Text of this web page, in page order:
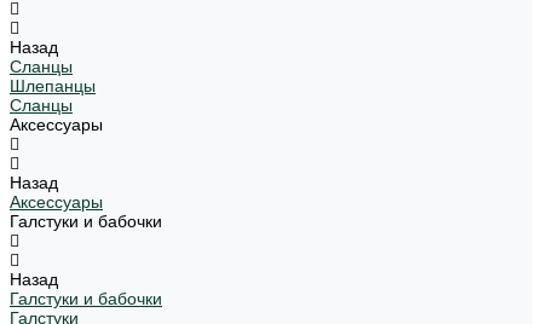
Назад
Сланцы
Шлепанцы
Сланцы
Аксессуары
Назад
Аксессуары
Галстуки и бабочки
Назад
Галстуки и бабочки
Галстуки